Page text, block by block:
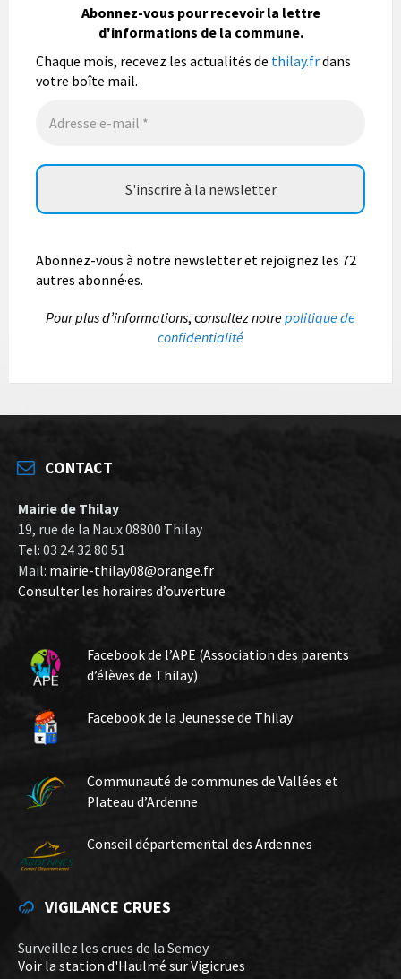
population mais également les visiteurs à son
bulletin municipal annuel en organisant un concours
photo gratuit OUVERT À TOUS.
Vous pouvez envoyer vos photo...Lire la suite
Abonnez-vous pour recevoir la lettre
d'informations de la commune.
Chaque mois, recevez les actualités de thilay.frdans
votre boîte mail.
Abonnez-vous à notre newsletter et rejoignez les 72
autres abonné·es.
Pour plus d’informations, consultez notrepolitique de
confidentialité
CONTACT
Mairie de Thilay
19, rue de la Naux 08800 Thilay
Tel: 03 24 32 80 51
Mail: mairie-thilay08@orange.fr
Consulter les horaires d’ouverture
Facebook de l’APE (Association des parents
d’élèves de Thilay)
Facebook de la Jeunesse de Thilay
Communauté de communes de Vallées et
Plateau d’Ardenne
Conseil départemental des Ardennes
VIGILANCE CRUES
Surveillez les crues de la Semoy
Voir la station d'Haulmé sur Vigicrues